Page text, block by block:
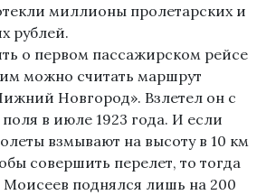
миллионы пролетарских и
рублей.
о первом пассажирском рейсе
им можно считать маршрут
Новгород». Взлетел он с
в июле 1923 года. И если
взмывают на высоту в 10 км
совершить перелет, то тогда
Моисеев поднялся лишь на 200